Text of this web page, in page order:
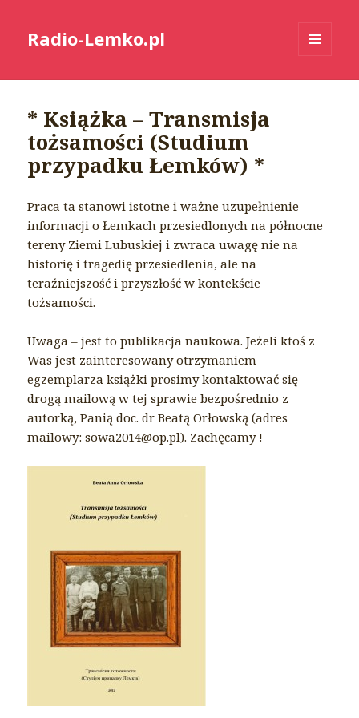
Radio-Lemko.pl
* Książka – Transmisja
tożsamości (Studium
przypadku Łemków) *
Praca ta stanowi istotne i ważne uzupełnienie
informacji o Łemkach przesiedlonych na północne
tereny Ziemi Lubuskiej i zwraca uwagę nie na
historię i tragedię przesiedlenia, ale na
teraźniejszość i przyszłość w kontekście
tożsamości.
Uwaga – jest to publikacja naukowa. Jeżeli ktoś z
Was jest zainteresowany otrzymaniem
egzemplarza książki prosimy kontaktować się
drogą mailową w tej sprawie bezpośrednio z
autorką, Panią doc. dr Beatą Orłowską (adres
mailowy: sowa2014@op.pl). Zachęcamy !